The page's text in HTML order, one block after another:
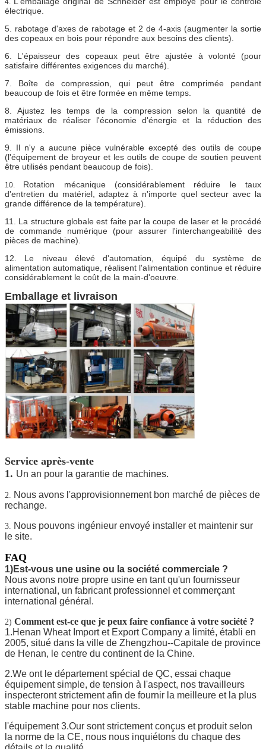
4.
électrique.
5. rabotage d'axes de rabotage et 2 de 4-axis (augmenter la sortie
des copeaux en bois pour répondre aux besoins des clients).
6. L'épaisseur des copeaux peut être ajustée à volonté (pour
satisfaire différentes exigences du marché).
7. Boîte de compression, qui peut être comprimée pendant
beaucoup de fois et être formée en même temps.
8. Ajustez les temps de la compression selon la quantité de
matériaux de réaliser l'économie d'énergie et la réduction des
émissions.
9. Il n'y a aucune pièce vulnérable excepté des outils de coupe
(l'équipement de broyeur et les outils de coupe de soutien peuvent
être utilisés pendant beaucoup de fois).
10. Rotation mécanique (considérablement réduire le taux
d'entretien du matériel, adaptez à n'importe quel secteur avec la
grande différence de la température).
11. La structure globale est faite par la coupe de laser et le procédé
de commande numérique (pour assurer l'interchangeabilité des
pièces de machine).
12. Le niveau élevé d'automation, équipé du système de
alimentation automatique, réalisent l'alimentation continue et réduire
considérablement le coût de la main-d'oeuvre.
Emballage et livraison
Service après-vente
1. Un an pour la garantie de machines.
2. Nous avons l'approvisionnement bon marché de pièces de
rechange.
3. Nous pouvons ingénieur envoyé installer et maintenir sur
le site.
FAQ
1)Est-vous une usine ou la société commerciale ?
Nous avons notre propre usine en tant qu'un fournisseur
international, un fabricant professionnel et commerçant
international général.
2) Comment est-ce que je peux faire confiance à votre société ?
1.Henan Wheat Import et Export Company a limité, établi en
2005, situé dans la ville de Zhengzhou--Capitale de province
de Henan, le centre du continent de la Chine.
2.We ont le département spécial de QC, essai chaque
équipement simple, de tension à l'aspect, nos travailleurs
inspecteront strictement afin de fournir la meilleure et la plus
stable machine pour nos clients.
l'équipement 3.Our sont strictement conçus et produit selon
la norme de la CE, nous nous inquiétons du chaque des